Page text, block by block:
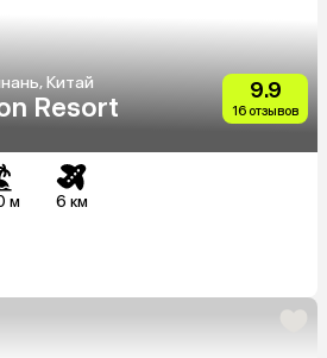
Китай
Resort
9.9
16 отзывов
м 6 км